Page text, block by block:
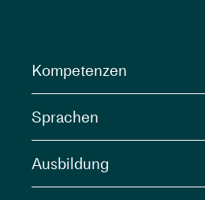
Kompetenzen
Sprachen
Ausbildung